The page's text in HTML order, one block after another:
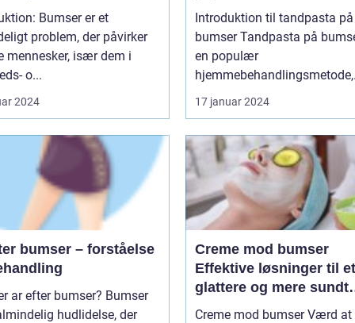
Bumser er et
problem, der påvirker
mennesker, især dem i
o...
2024
Introduktion til tandpasta på
bumser Tandpasta på bumser er
en populær
hjemmebehandlingsmetode,
som...
17 januar 2024
bumser – forståelse
efter bumser? Bumser
hudlidelse, der
Creme mod bumser
Effektive løsninger til et
glattere og mere sundt
udseende
Creme mod bumser Værd at vide